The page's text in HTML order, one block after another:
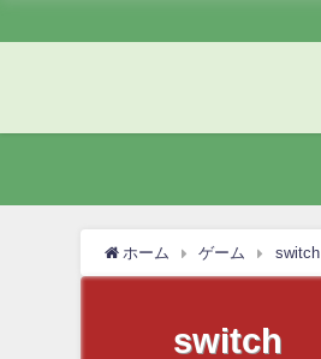
ホーム ゲーム switch
switch